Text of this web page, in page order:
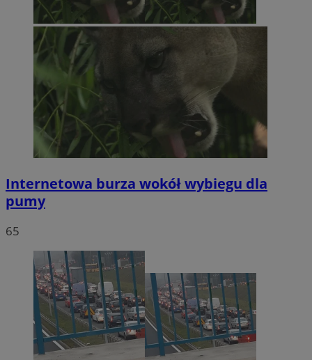
Internetowa burza wokół wybiegu dla
pumy
65